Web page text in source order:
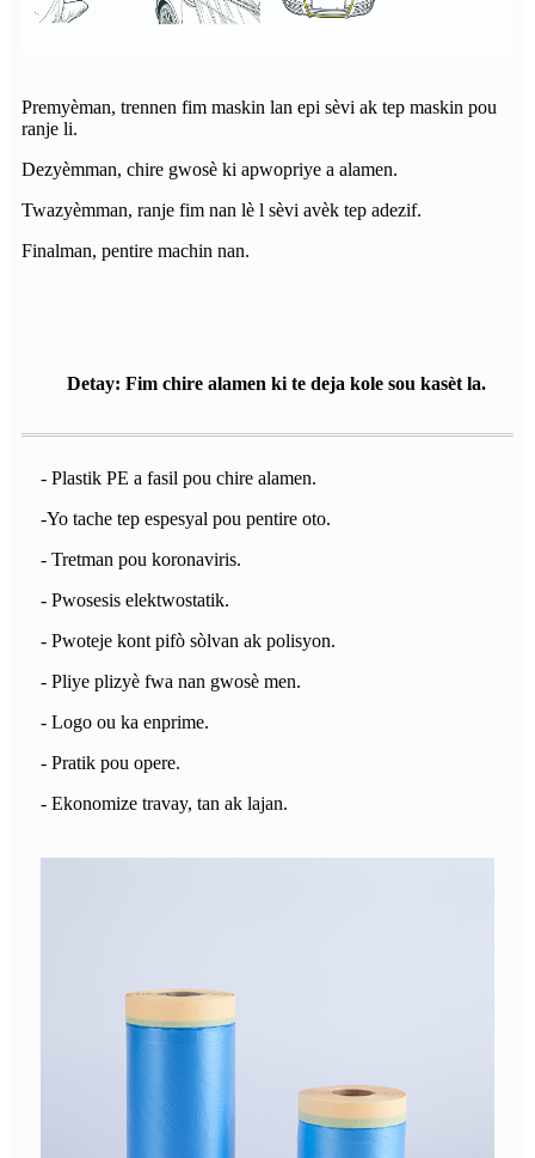
Premyèman, trennen fim maskin lan epi sèvi ak tep maskin pou
ranje li.
Dezyèmman, chire gwosè ki apwopriye a alamen.
Twazyèmman, ranje fim nan lè l sèvi avèk tep adezif.
Finalman, pentire machin nan.
Detay: Fim chire alamen ki te deja kole sou kasèt la.
- Plastik PE a fasil pou chire alamen.
-Yo tache tep espesyal pou pentire oto.
- Tretman pou koronaviris.
- Pwosesis elektwostatik.
- Pwoteje kont pifò sòlvan ak polisyon.
- Pliye plizyè fwa nan gwosè men.
- Logo ou ka enprime.
- Pratik pou opere.
- Ekonomize travay, tan ak lajan.